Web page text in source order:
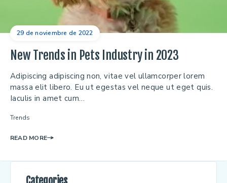
29 de noviembre de 2022
New Trends in Pets Industry in 2023
Adipiscing adipiscing non, vitae vel ullamcorper lorem
massa elit libero. Eu ut egestas vel neque ut eget quis.
Iaculis in amet cum…
Trends
READ MORE